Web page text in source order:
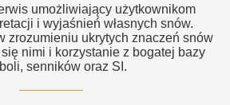
umożliwiający użytkownikom
i wyjaśnień własnych snów.
zrozumieniu ukrytych znaczeń snów
nimi i korzystanie z bogatej bazy
senników oraz SI.